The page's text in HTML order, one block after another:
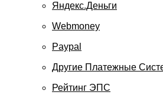
Яндекс.Деньги
Webmoney
Paypal
Другие Платежные
Рейтинг ЭПС